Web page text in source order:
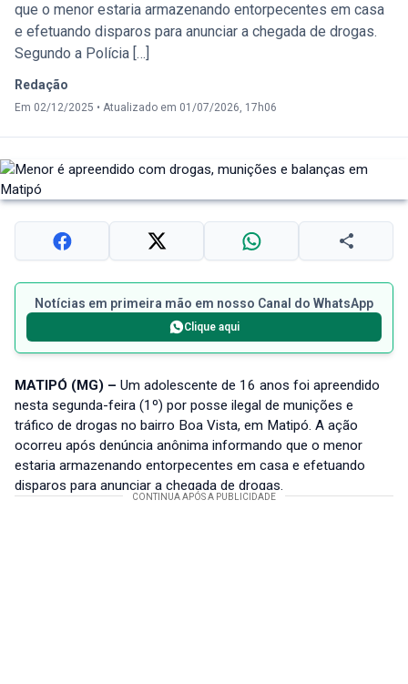
que o menor estaria armazenando entorpecentes em casa
e efetuando disparos para anunciar a chegada de drogas.
Segundo a Polícia […]
Redação
Em 02/12/2025 • Atualizado em 01/07/2026, 17h06
Notícias em primeira mão em nosso Canal do WhatsApp
Clique aqui
MATIPÓ (MG) – Um adolescente de 16 anos foi apreendido
nesta segunda-feira (1º) por posse ilegal de munições e
tráfico de drogas no bairro Boa Vista, em Matipó. A ação
ocorreu após denúncia anônima informando que o menor
estaria armazenando entorpecentes em casa e efetuando
disparos para anunciar a chegada de drogas.